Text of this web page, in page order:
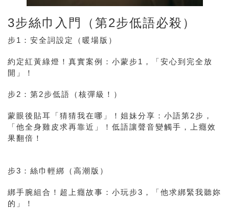
3步絲巾入門（第2步低語必殺）
步1：安全詞設定（暖場版）
約定紅黃綠燈！ 真實案例 ：小蒙步1，「安心到完全放
開」！
步2：第2步低語（核彈級！）
蒙眼後貼耳「猜猜我在哪」！ 姐妹分享 ：小語第2步，
「他全身雞皮求再靠近」！低語讓聲音變觸手，上癮效
果翻倍！
步3：絲巾輕綁（高潮版）
綁手腕組合！ 超上癮故事 ：小玩步3，「他求綁緊我聽妳
的」！